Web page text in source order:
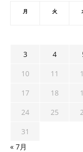
月 火
3
4
10
11
17
18
24
25
31
« 7月